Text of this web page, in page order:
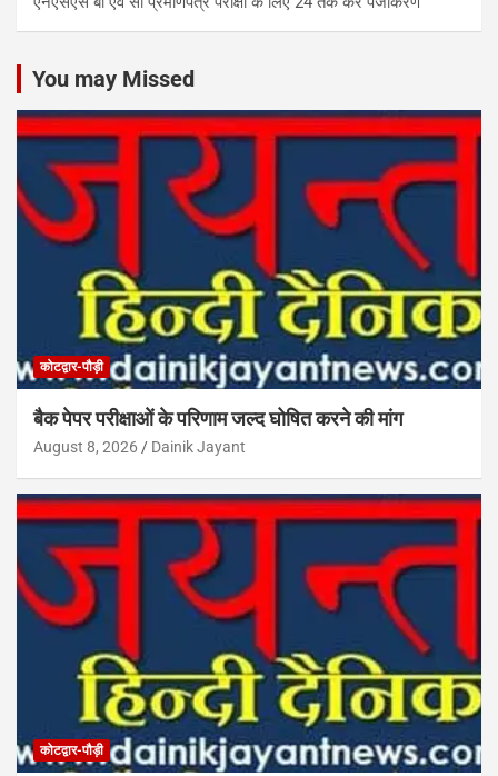
You may Missed
कोटद्वार-पौड़ी
बैक पेपर परीक्षाओं के परिणाम जल्द घोषित करने की मांग
August 8, 2026 Dainik Jayant
कोटद्वार-पौड़ी